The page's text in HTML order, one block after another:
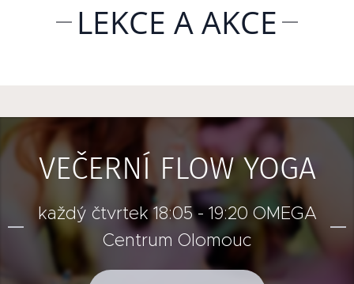
LEKCE A AKCE
VEČERNÍ FLOW YOGA
každý čtvrtek 18:05 - 19:20 OMEGA
Centrum Olomouc